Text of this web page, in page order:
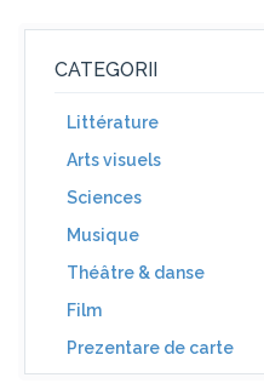
CATEGORII
Littérature
Arts visuels
Sciences
Musique
Théâtre & danse
Film
Prezentare de carte